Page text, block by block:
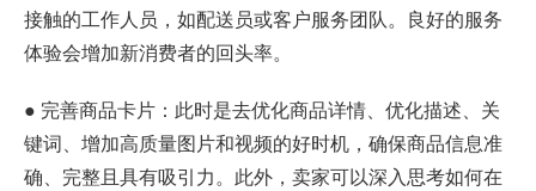
接触的工作人员，如配送员或客户服务团队。良好的服务
体验会增加新消费者的回头率。
● 完善商品卡片：此时是去优化商品详情、优化描述、关
键词、增加高质量图片和视频的好时机，确保商品信息准
确、完整且具有吸引力。此外，卖家可以深入思考如何在